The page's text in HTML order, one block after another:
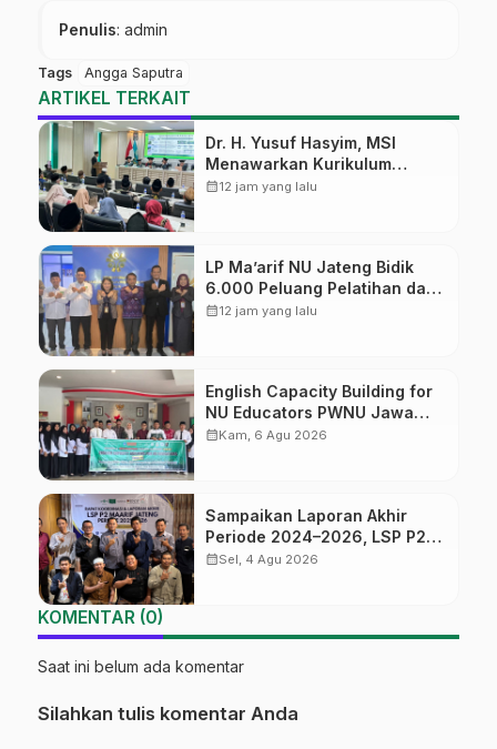
Penulis: admin
Tags Angga Saputra
ARTIKEL TERKAIT
Dr. H. Yusuf Hasyim, MSI
Menawarkan Kurikulum
Diversifikasi, Harapan Baru
calendar_month12 jam yang lalu
LP Ma’arif NU Jateng Bidik
6.000 Peluang Pelatihan dan
Sertifikasi bagi Lulusan SMK
calendar_month12 jam yang lalu
English Capacity Building for
NU Educators PWNU Jawa
Tengah Batch#4; Membuka
calendar_monthKam, 6 Agu 2026
Sampaikan Laporan Akhir
Periode 2024–2026, LSP P2
Ma’arif NU Jateng Mantapkan
calendar_monthSel, 4 Agu 2026
KOMENTAR (0)
Saat ini belum ada komentar
Silahkan tulis komentar Anda